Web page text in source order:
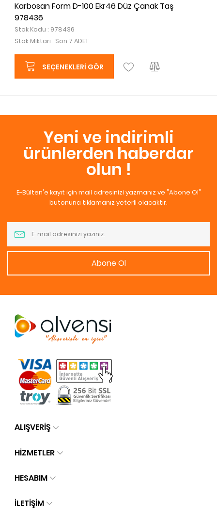
Karbosan Form D-100 Ekr46 Düz Çanak Taş
978436
Stok Kodu : 978436
Stok Miktarı : Son 7 ADET
SEÇENEKLERI GÖR
Yeni ve indirimli
ürünlerden haberdar
olun !
E-Bülten'e kayıt için mail adresinizi yazmanız ve "Abone Ol"
butonuna tıklamanız yeterli olacaktır.
Abone Ol
ALIŞVERİŞ
HİZMETLER
HESABIM
İLETIŞIM